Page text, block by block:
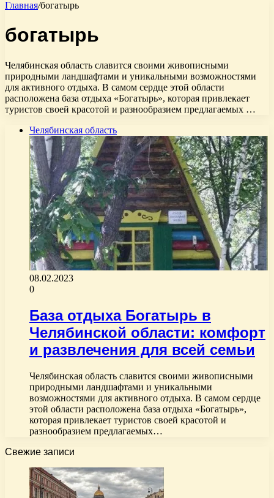
Главная/богатырь
богатырь
Челябинская область славится своими живописными
природными ландшафтами и уникальными возможностями
для активного отдыха. В самом сердце этой области
расположена база отдыха «Богатырь», которая привлекает
туристов своей красотой и разнообразием предлагаемых …
Челябинская область
08.02.2023
0
База отдыха Богатырь в
Челябинской области: комфорт
и развлечения для всей семьи
Челябинская область славится своими живописными
природными ландшафтами и уникальными
возможностями для активного отдыха. В самом сердце
этой области расположена база отдыха «Богатырь»,
которая привлекает туристов своей красотой и
разнообразием предлагаемых…
Свежие записи